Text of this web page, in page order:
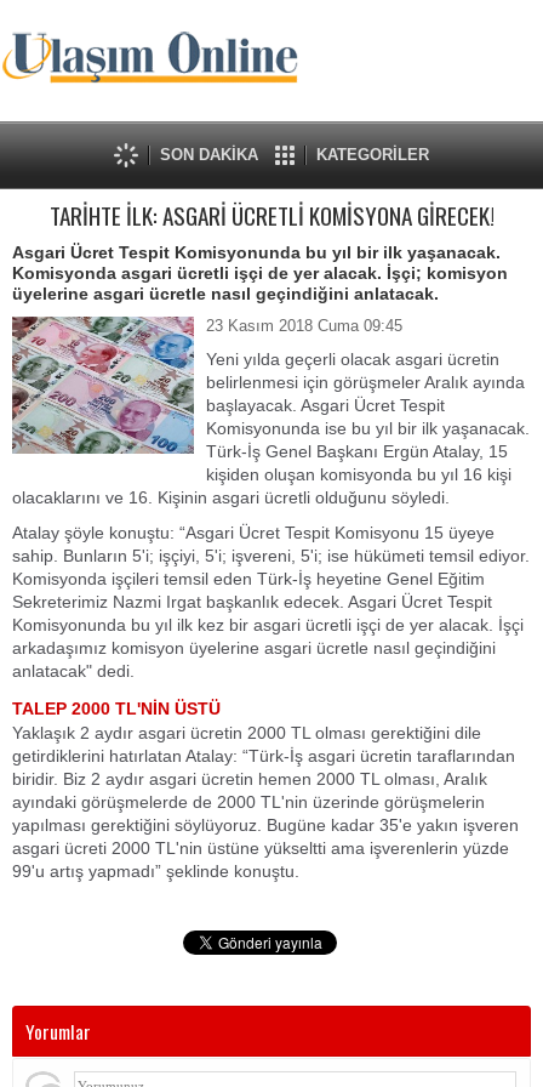
SON DAKİKA KATEGORİLER
TARİHTE İLK: ASGARİ ÜCRETLİ KOMİSYONA GİRECEK!
Asgari Ücret Tespit Komisyonunda bu yıl bir ilk yaşanacak.
Komisyonda asgari ücretli işçi de yer alacak. İşçi; komisyon
üyelerine asgari ücretle nasıl geçindiğini anlatacak.
23 Kasım 2018 Cuma 09:45
Yeni yılda geçerli olacak asgari ücretin
belirlenmesi için görüşmeler Aralık ayında
başlayacak. Asgari Ücret Tespit
Komisyonunda ise bu yıl bir ilk yaşanacak.
Türk-İş Genel Başkanı Ergün Atalay, 15
kişiden oluşan komisyonda bu yıl 16 kişi
olacaklarını ve 16. Kişinin asgari ücretli olduğunu söyledi.
Atalay şöyle konuştu: “Asgari Ücret Tespit Komisyonu 15 üyeye
sahip. Bunların 5'i; işçiyi, 5'i; işvereni, 5'i; ise hükümeti temsil ediyor.
Komisyonda işçileri temsil eden Türk-İş heyetine Genel Eğitim
Sekreterimiz Nazmi Irgat başkanlık edecek. Asgari Ücret Tespit
Komisyonunda bu yıl ilk kez bir asgari ücretli işçi de yer alacak. İşçi
arkadaşımız komisyon üyelerine asgari ücretle nasıl geçindiğini
anlatacak" dedi.
TALEP 2000 TL'NİN ÜSTÜ
Yaklaşık 2 aydır asgari ücretin 2000 TL olması gerektiğini dile
getirdiklerini hatırlatan Atalay: “Türk-İş asgari ücretin taraflarından
biridir. Biz 2 aydır asgari ücretin hemen 2000 TL olması, Aralık
ayındaki görüşmelerde de 2000 TL'nin üzerinde görüşmelerin
yapılması gerektiğini söylüyoruz. Bugüne kadar 35'e yakın işveren
asgari ücreti 2000 TL'nin üstüne yükseltti ama işverenlerin yüzde
99'u artış yapmadı” şeklinde konuştu.
Yorumlar